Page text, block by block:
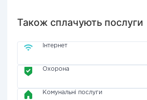
Також сплачують послуги
Інтернет
Охорона
Комунальні послуги